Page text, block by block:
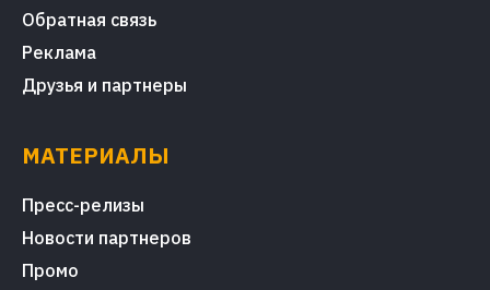
Обратная связь
Реклама
Друзья и партнеры
МАТЕРИАЛЫ
Пресс-релизы
Новости партнеров
Промо